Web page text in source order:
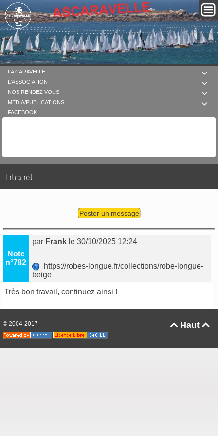

LA CARAVELLE

L'ASSOCIATION

NOS RENDEZ VOUS

MÉDIA/PUBLICATIONS
FACEBOOK
Intranet
Poster un message
Note
n°782
par Frank le 30/10/2025 12:24
https://robes-longue.fr/collections/robe-longue-
beige
Très bon travail, continuez ainsi !
Haut 
© 2004-2017